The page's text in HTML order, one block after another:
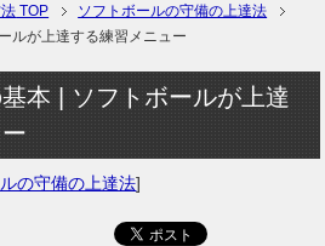
TOP
ソフトボールの守備の上達法
ルが上達する練習メニュー
本 | ソフトボールが上達
の守備の上達法]